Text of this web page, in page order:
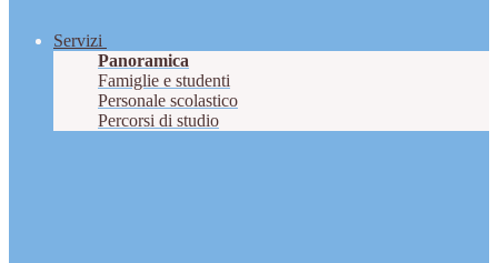
Servizi
Panoramica
Famiglie e studenti
Personale scolastico
Percorsi di studio